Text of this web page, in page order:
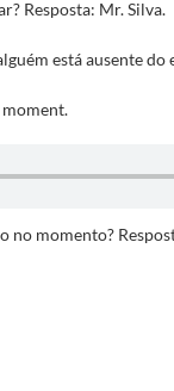
Resposta: Mr. Silva.
está ausente
no momento?